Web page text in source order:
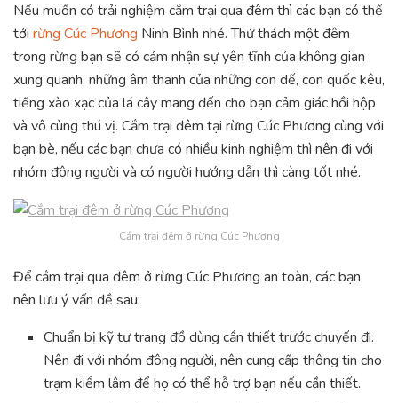
Nếu muốn có trải nghiệm cắm trại qua đêm thì các bạn có thể
tới rừng Cúc Phương Ninh Bình nhé. Thử thách một đêm
trong rừng bạn sẽ có cảm nhận sự yên tĩnh của không gian
xung quanh, những âm thanh của những con dế, con quốc kêu,
tiếng xào xạc của lá cây mang đến cho bạn cảm giác hồi hộp
và vô cùng thú vị. Cắm trại đêm tại rừng Cúc Phương cùng với
bạn bè, nếu các bạn chưa có nhiều kinh nghiệm thì nên đi với
nhóm đông người và có người hướng dẫn thì càng tốt nhé.
Cắm trại đêm ở rừng Cúc Phương
Để cắm trại qua đêm ở rừng Cúc Phương an toàn, các bạn
nên lưu ý vấn đề sau:
Chuẩn bị kỹ tư trang đồ dùng cần thiết trước chuyến đi.
Nên đi với nhóm đông người, nên cung cấp thông tin cho
trạm kiểm lâm để họ có thể hỗ trợ bạn nếu cần thiết.